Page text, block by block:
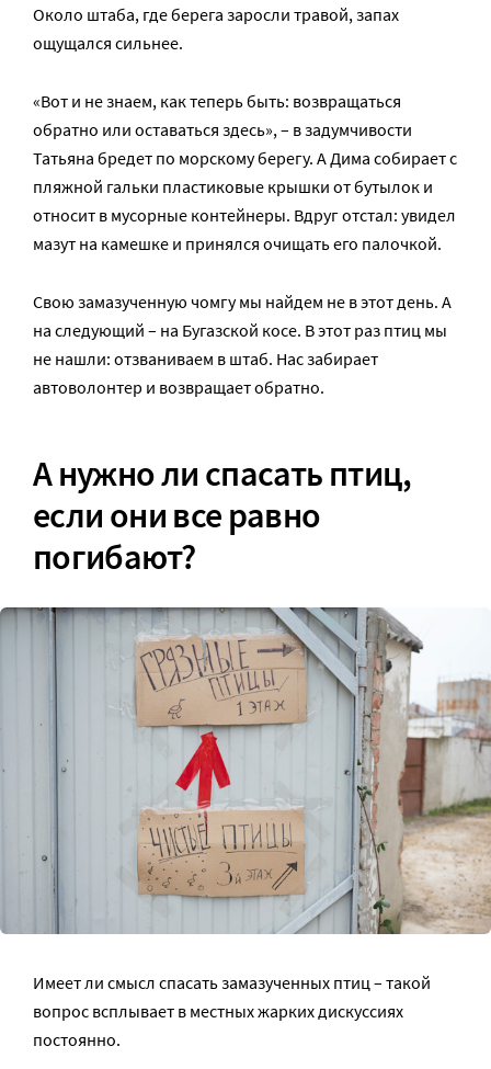
Около штаба, где берега заросли травой, запах
ощущался сильнее.
«Вот и не знаем, как теперь быть: возвращаться
обратно или оставаться здесь», – в задумчивости
Татьяна бредет по морскому берегу. А Дима собирает с
пляжной гальки пластиковые крышки от бутылок и
относит в мусорные контейнеры. Вдруг отстал: увидел
мазут на камешке и принялся очищать его палочкой.
Свою замазученную чомгу мы найдем не в этот день. А
на следующий – на Бугазской косе. В этот раз птиц мы
не нашли: отзваниваем в штаб. Нас забирает
автоволонтер и возвращает обратно.
А нужно ли спасать птиц,
если они все равно
погибают?
Имеет ли смысл спасать замазученных птиц – такой
вопрос всплывает в местных жарких дискуссиях
постоянно.